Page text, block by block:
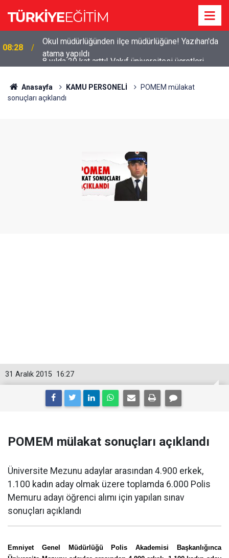
08:08
8 yılda 29 kat arttı! Vakıf üniversitesi ücretleri
servete döndü
Anasayfa KAMU PERSONELİ
POMEM mülakat
sonuçları açıklandı
16:27
31 Aralık 2015
POMEM mülakat sonuçları açıklandı
Üniversite Mezunu adaylar arasından 4.900 erkek,
1.100 kadın aday olmak üzere toplamda 6.000 Polis
Memuru adayı öğrenci alımı için yapılan sınav
sonuçları açıklandı
Emniyet Genel Müdürlüğü Polis Akademisi Başkanlığınca